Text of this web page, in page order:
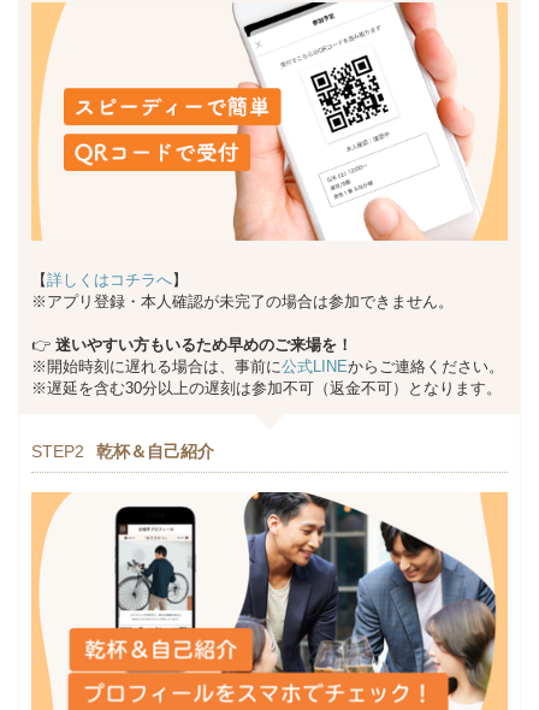
【詳しくはコチラへ】
※アプリ登録・本人確認が未完了の場合は参加できません。
👉 迷いやすい方もいるため早めのご来場を！
※開始時刻に遅れる場合は、事前に公式LINEからご連絡ください。
※遅延を含む30分以上の遅刻は参加不可（返金不可）となります。
STEP2 乾杯＆自己紹介